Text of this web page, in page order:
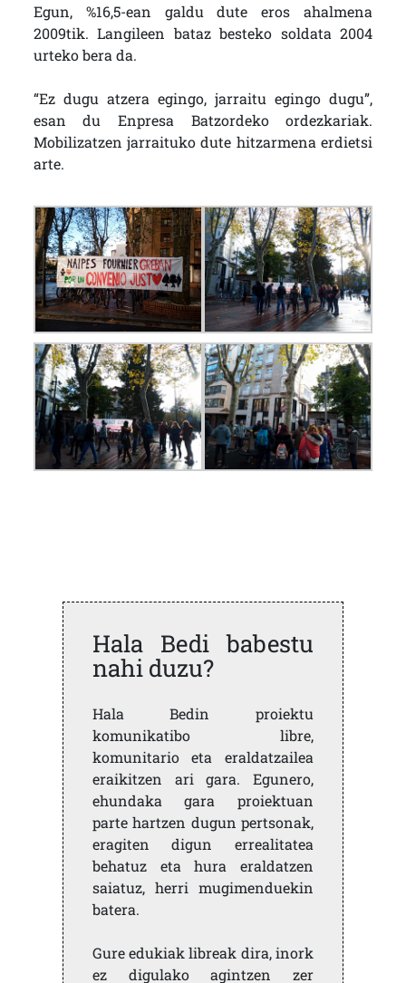
Egun, %16,5-ean galdu dute eros ahalmena
2009tik. Langileen bataz besteko soldata 2004
urteko bera da.
“Ez dugu atzera egingo, jarraitu egingo dugu”,
esan du Enpresa Batzordeko ordezkariak.
Mobilizatzen jarraituko dute hitzarmena erdietsi
arte.
Hala Bedi babestu
nahi duzu?
Hala Bedin proiektu
komunikatibo libre,
komunitario eta eraldatzailea
eraikitzen ari gara. Egunero,
ehundaka gara proiektuan
parte hartzen dugun pertsonak,
eragiten digun errealitatea
behatuz eta hura eraldatzen
saiatuz, herri mugimenduekin
batera.
Gure edukiak libreak dira, inork
ez digulako agintzen zer